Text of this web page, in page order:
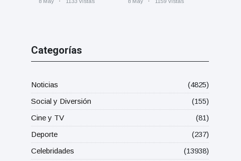
Categorías
Noticias
(4825)
Social y Diversión
(155)
Cine y TV
(81)
Deporte
(237)
Celebridades
(13938)